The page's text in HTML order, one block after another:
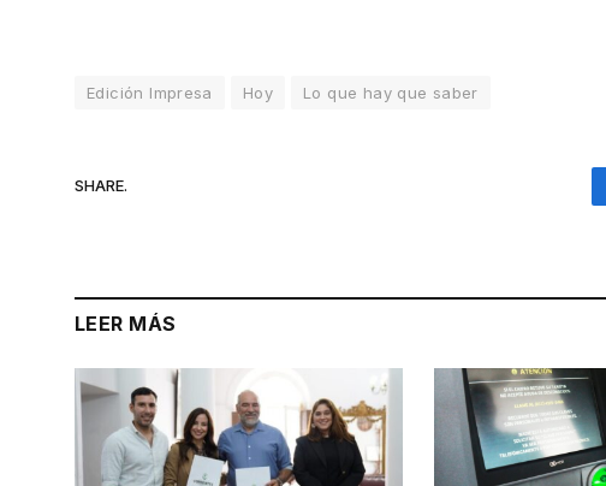
Edición Impresa Hoy Lo que hay que saber
SHARE.
LEER MÁS